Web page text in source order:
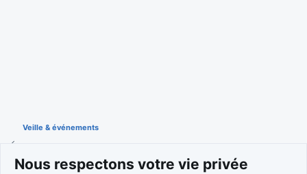
Veille & événements
Nous respectons votre vie privée